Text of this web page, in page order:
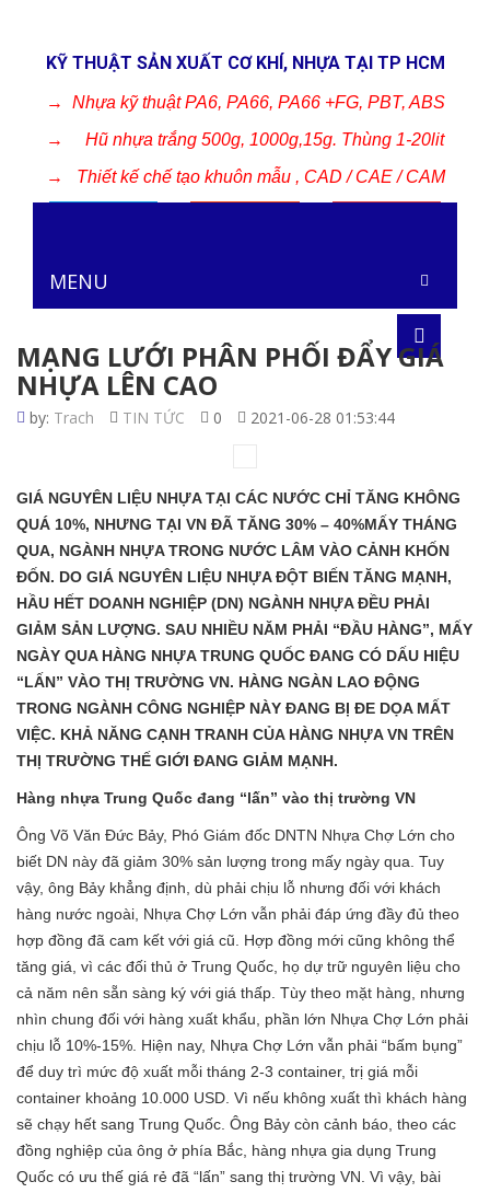
KỸ THUẬT SẢN XUẤT CƠ KHÍ, NHỰA TẠI TP HCM
→
Nhựa kỹ thuật PA6, PA66, PA66 +FG, PBT, ABS
→ Hũ nhựa trắng 500g, 1000g,15g. Thùng 1-20lit
→ Thiết kế chế tạo khuôn mẫu , CAD / CAE / CAM
MENU
MẠNG LƯỚI PHÂN PHỐI ĐẨY GIÁ
NHỰA LÊN CAO
by: Trach TIN TỨC 0 2021-06-28 01:53:44
GIÁ NGUYÊN LIỆU NHỰA TẠI CÁC NƯỚC CHỈ TĂNG KHÔNG
QUÁ 10%, NHƯNG TẠI VN ĐÃ TĂNG 30% – 40%MẤY THÁNG
QUA, NGÀNH NHỰA TRONG NƯỚC LÂM VÀO CẢNH KHỐN
ĐỐN. DO GIÁ NGUYÊN LIỆU NHỰA ĐỘT BIẾN TĂNG MẠNH,
HẦU HẾT DOANH NGHIỆP (DN) NGÀNH NHỰA ĐỀU PHẢI
GIẢM SẢN LƯỢNG. SAU NHIỀU NĂM PHẢI “ĐẦU HÀNG”, MẤY
NGÀY QUA HÀNG NHỰA TRUNG QUỐC ĐANG CÓ DẤU HIỆU
“LẤN” VÀO THỊ TRƯỜNG VN. HÀNG NGÀN LAO ĐỘNG
TRONG NGÀNH CÔNG NGHIỆP NÀY ĐANG BỊ ĐE DỌA MẤT
VIỆC. KHẢ NĂNG CẠNH TRANH CỦA HÀNG NHỰA VN TRÊN
THỊ TRƯỜNG THẾ GIỚI ĐANG GIẢM MẠNH.
Hàng nhựa Trung Quốc đang “lấn” vào thị trường VN
Ông Võ Văn Đức Bảy, Phó Giám đốc DNTN Nhựa Chợ Lớn cho
biết DN này đã giảm 30% sản lượng trong mấy ngày qua. Tuy
vậy, ông Bảy khẳng định, dù phải chịu lỗ nhưng đối với khách
hàng nước ngoài, Nhựa Chợ Lớn vẫn phải đáp ứng đầy đủ theo
hợp đồng đã cam kết với giá cũ. Hợp đồng mới cũng không thể
tăng giá, vì các đối thủ ở Trung Quốc, họ dự trữ nguyên liệu cho
cả năm nên sẵn sàng ký với giá thấp. Tùy theo mặt hàng, nhưng
nhìn chung đối với hàng xuất khẩu, phần lớn Nhựa Chợ Lớn phải
chịu lỗ 10%-15%. Hiện nay, Nhựa Chợ Lớn vẫn phải “bấm bụng”
để duy trì mức độ xuất mỗi tháng 2-3 container, trị giá mỗi
container khoảng 10.000 USD. Vì nếu không xuất thì khách hàng
sẽ chạy hết sang Trung Quốc. Ông Bảy còn cảnh báo, theo các
đồng nghiệp của ông ở phía Bắc, hàng nhựa gia dụng Trung
Quốc có ưu thế giá rẻ đã “lấn” sang thị trường VN. Vì vậy, bài